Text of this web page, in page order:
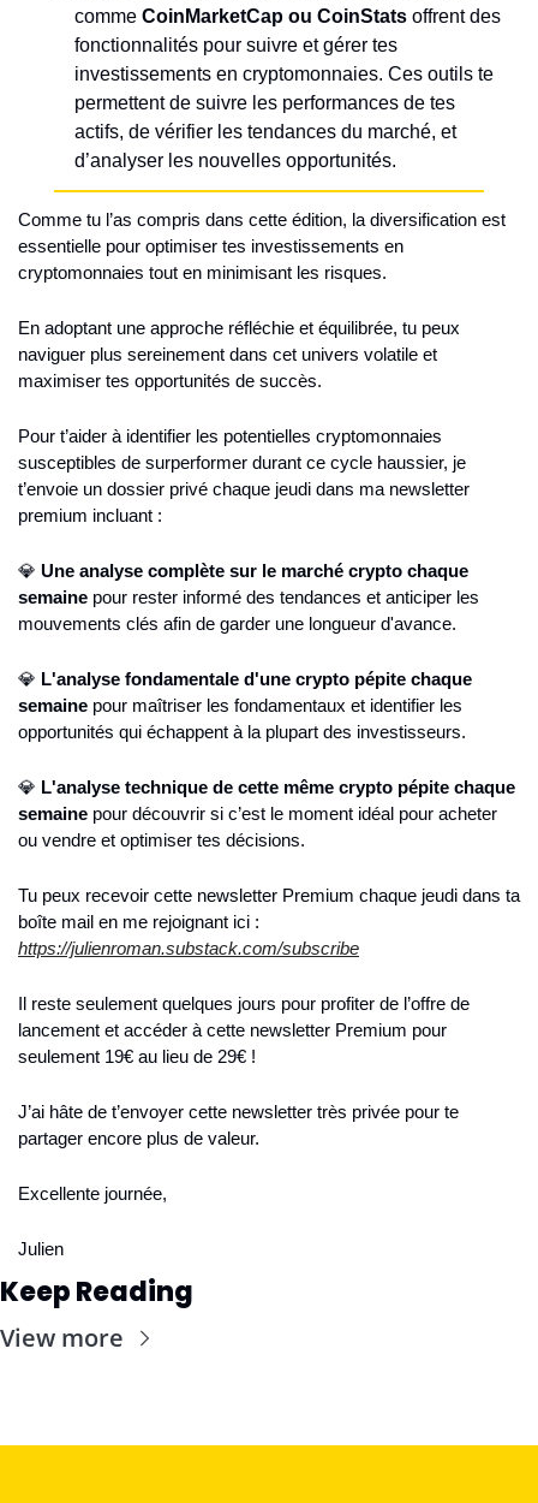
comme CoinMarketCap ou CoinStats offrent des
fonctionnalités pour suivre et gérer tes
investissements en cryptomonnaies. Ces outils te
permettent de suivre les performances de tes
actifs, de vérifier les tendances du marché, et
d’analyser les nouvelles opportunités.
Comme tu l’as compris dans cette édition, la diversification est
essentielle pour optimiser tes investissements en
cryptomonnaies tout en minimisant les risques.
En adoptant une approche réfléchie et équilibrée, tu peux
naviguer plus sereinement dans cet univers volatile et
maximiser tes opportunités de succès.
Pour t’aider à identifier les potentielles cryptomonnaies
susceptibles de surperformer durant ce cycle haussier, je
t’envoie un dossier privé chaque jeudi dans ma newsletter
premium incluant :
💎 Une analyse complète sur le marché crypto chaque
semaine pour rester informé des tendances et anticiper les
mouvements clés afin de garder une longueur d'avance.
💎 L'analyse fondamentale d'une crypto pépite chaque
semaine pour maîtriser les fondamentaux et identifier les
opportunités qui échappent à la plupart des investisseurs.
💎 L'analyse technique de cette même crypto pépite chaque
semaine pour découvrir si c’est le moment idéal pour acheter
ou vendre et optimiser tes décisions.
Tu peux recevoir cette newsletter Premium chaque jeudi dans ta
https://julienroman.substack.com/subscribe
Il reste seulement quelques jours pour profiter de l’offre de
lancement et accéder à cette newsletter Premium pour
seulement 19€ au lieu de 29€ !
J’ai hâte de t’envoyer cette newsletter très privée pour te
partager encore plus de valeur.
Excellente journée,
Julien
Keep Reading
View more